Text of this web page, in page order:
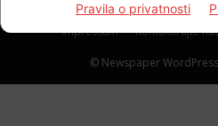
Pravila o privatnosti
Impressum Kontaktirajte
© Newspaper